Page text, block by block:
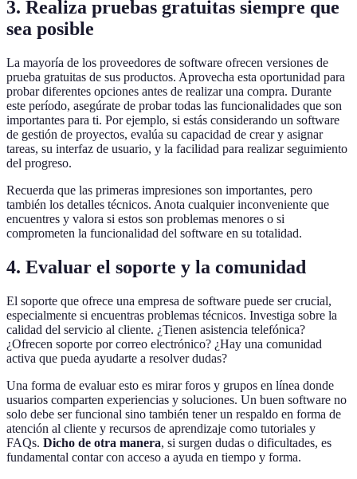
3. Realiza pruebas gratuitas siempre que
sea posible
La mayoría de los proveedores de software ofrecen versiones de
prueba gratuitas de sus productos. Aprovecha esta oportunidad para
probar diferentes opciones antes de realizar una compra. Durante
este período, asegúrate de probar todas las funcionalidades que son
importantes para ti. Por ejemplo, si estás considerando un software
de gestión de proyectos, evalúa su capacidad de crear y asignar
tareas, su interfaz de usuario, y la facilidad para realizar seguimiento
del progreso.
Recuerda que las primeras impresiones son importantes, pero
también los detalles técnicos. Anota cualquier inconveniente que
encuentres y valora si estos son problemas menores o si
comprometen la funcionalidad del software en su totalidad.
4. Evaluar el soporte y la comunidad
El soporte que ofrece una empresa de software puede ser crucial,
especialmente si encuentras problemas técnicos. Investiga sobre la
calidad del servicio al cliente. ¿Tienen asistencia telefónica?
¿Ofrecen soporte por correo electrónico? ¿Hay una comunidad
activa que pueda ayudarte a resolver dudas?
Una forma de evaluar esto es mirar foros y grupos en línea donde
usuarios comparten experiencias y soluciones. Un buen software no
solo debe ser funcional sino también tener un respaldo en forma de
atención al cliente y recursos de aprendizaje como tutoriales y
FAQs. Dicho de otra manera, si surgen dudas o dificultades, es
fundamental contar con acceso a ayuda en tiempo y forma.